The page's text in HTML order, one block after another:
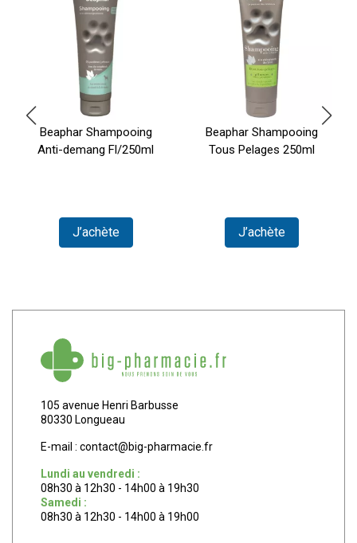
Beaphar Shampooing
Anti-demang Fl/250ml
J’achète
Beaphar Shampooing
Tous Pelages 250ml
J’achète
105 avenue Henri Barbusse
80330 Longueau
E-mail : contact@big-pharmacie.fr
Lundi au vendredi :
08h30 à 12h30 - 14h00 à 19h30
Samedi :
08h30 à 12h30 - 14h00 à 19h00